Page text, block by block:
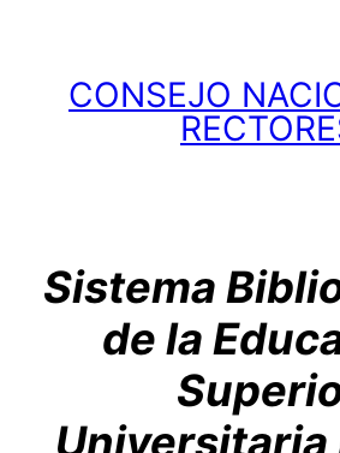
CONSEJO
Sistema
de la
Universitaria